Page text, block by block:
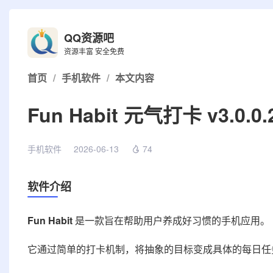
QQ资源吧
资源丰富 安全免费
首页 / 手机软件 / 本文内容
Fun Habit 元气打卡
手机软件 2026-06-13 74
软件介绍
Fun Habit 是一款旨在帮助用户养成好习惯的手机应用。
它通过简单的打卡机制，将抽象的目标变成具体的每日